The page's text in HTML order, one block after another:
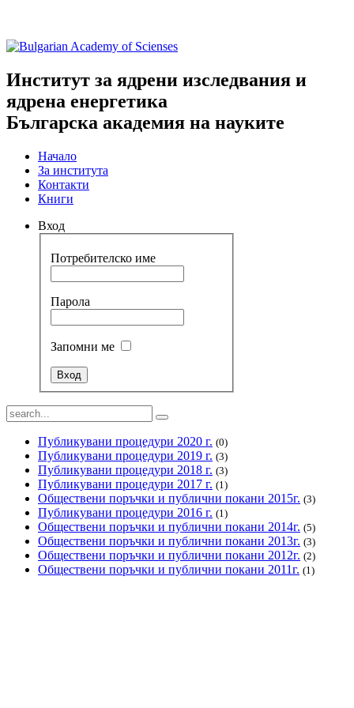
Институт за ядрени изследвания и
ядрена енергетика
Българска академия на науките
Начало
За института
Контакти
Книги
Вход
Потребителско име
Парола
Запомни ме
Публикувани процедури 2020 г. (0)
Публикувани процедури 2019 г. (3)
Публикувани процедури 2018 г. (3)
Публикувани процедури 2017 г. (1)
Обществени поръчки и публични покани 2015г. (3)
Публикувани процедури 2016 г. (1)
Обществени поръчки и публични покани 2014г. (5)
Обществени поръчки и публични покани 2013г. (3)
Обществени поръчки и публични покани 2012г. (2)
Обществени поръчки и публични покани 2011г. (1)